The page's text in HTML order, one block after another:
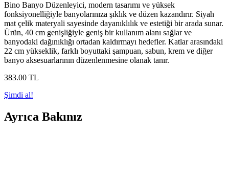
Bino Banyo Düzenleyici, modern tasarımı ve yüksek
fonksiyonelliğiyle banyolarınıza şıklık ve düzen kazandırır. Siyah
mat çelik materyali sayesinde dayanıklılık ve estetiği bir arada sunar.
Ürün, 40 cm genişliğiyle geniş bir kullanım alanı sağlar ve
banyodaki dağınıklığı ortadan kaldırmayı hedefler. Katlar arasındaki
22 cm yükseklik, farklı boyuttaki şampuan, sabun, krem ve diğer
banyo aksesuarlarının düzenlenmesine olanak tanır.
383.00 TL
Şimdi al!
Ayrıca Bakınız